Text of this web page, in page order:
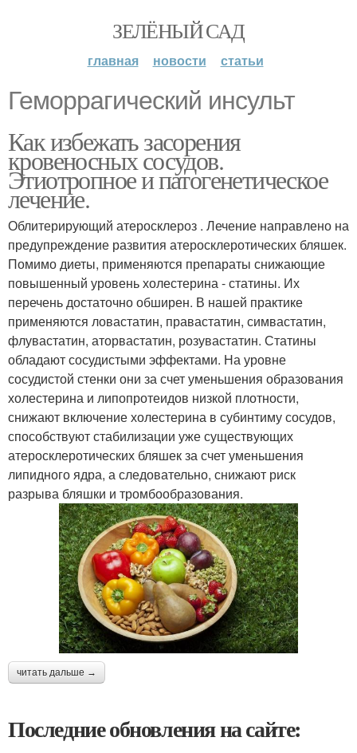
ЗЕЛЁНЫЙ САД
главная новости статьи
Геморрагический инсульт
Как избежать засорения
кровеносных сосудов.
Этиотропное и патогенетическое
лечение.
Облитерирующий атеросклероз . Лечение направлено на
предупреждение развития атеросклеротических бляшек.
Помимо диеты, применяются препараты снижающие
повышенный уровень холестерина - статины. Их
перечень достаточно обширен. В нашей практике
применяются ловастатин, правастатин, симвастатин,
флувастатин, аторвастатин, розувастатин. Статины
обладают сосудистыми эффектами. На уровне
сосудистой стенки они за счет уменьшения образования
холестерина и липопротеидов низкой плотности,
снижают включение холестерина в субинтиму сосудов,
способствуют стабилизации уже существующих
атеросклеротических бляшек за счет уменьшения
липидного ядра, а следовательно, снижают риск
разрыва бляшки и тромбообразования.
читать дальше →
Последние обновления на сайте: